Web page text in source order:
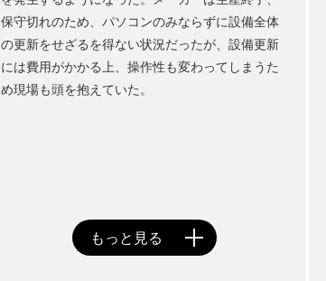
保守切れのため、パソコンのみならずに設備全体
の更新をせざるを得ない状況だったが、設備更新
には費用がかかる上、操作性も変わってしまうた
め現場も頭を抱えていた。